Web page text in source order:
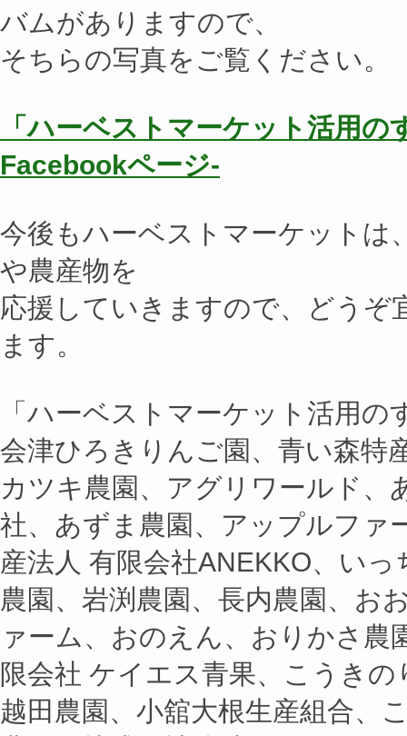
バムがありますので、
そちらの写真をご覧ください。
「ハーベストマーケット活用
Facebookページ-
今後もハーベストマーケットは
や農産物を
応援していきますので、どうぞ
ます。
「ハーベストマーケット活用の
会津ひろきりんご園、青い森特
カツキ農園、アグリワールド、
社、あずま農園、アップルファ
産法人 有限会社ANEKKO、い
農園、岩渕農園、長内農園、お
ァーム、おのえん、おりかさ農
限会社 ケイエス青果、こうき
越田農園、小舘大根生産組合、